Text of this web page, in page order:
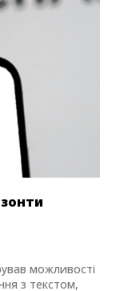
можливості
з текстом,